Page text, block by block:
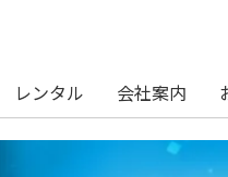
レンタル 会社案内